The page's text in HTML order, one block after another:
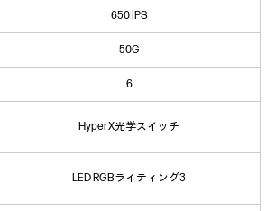
650 IPS
50G
6
HyperX光学スイッチ
LED RGBライティング3